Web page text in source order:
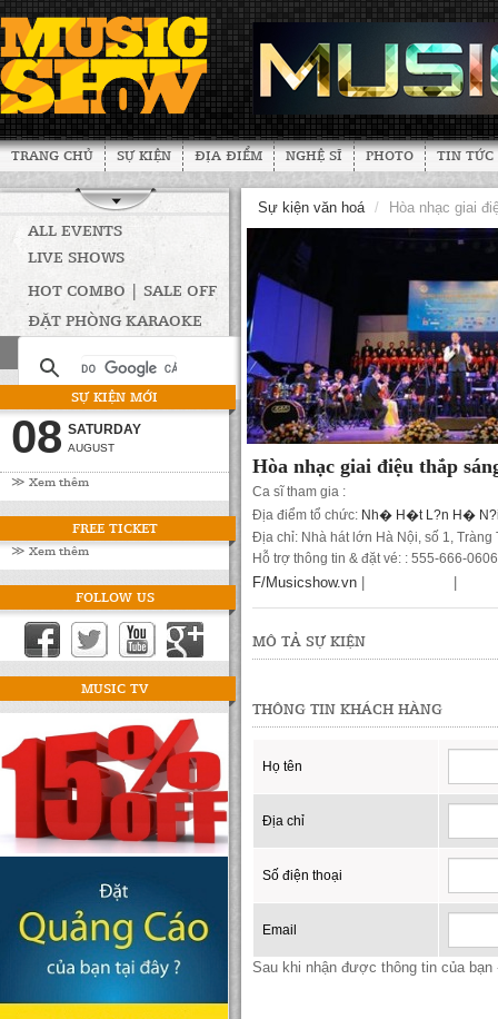
TRANG CHỦ SỰ KIỆN ĐỊA ĐIỂM NGHỆ SĨ PHOTO TIN TỨC
ALL EVENTS
LIVE SHOWS
HOT COMBO | SALE OFF
ĐẶT PHÒNG KARAOKE
SỰ KIỆN MỚI
08 SATURDAY
AUGUST
≫ Xem thêm
FREE TICKET
≫ Xem thêm
FOLLOW US
MUSIC TV
Sự kiện văn hoá / Hòa nhạc giai
Hòa nhạc giai điệu thắp
Ca sĩ tham gia :
Địa điểm tổ chức: Nh� H�t L?n H�
Địa chỉ: Nhà hát lớn Hà Nội, số 1, Tràng
Hỗ trợ thông tin & đặt vé: : 555-666-0606
F/Musicshow.vn
MÔ TẢ SỰ KIỆN
THÔNG TIN KHÁCH HÀNG
Họ tên
Địa chỉ
Số điện thoại
Email
Sau khi nhận được thông tin của